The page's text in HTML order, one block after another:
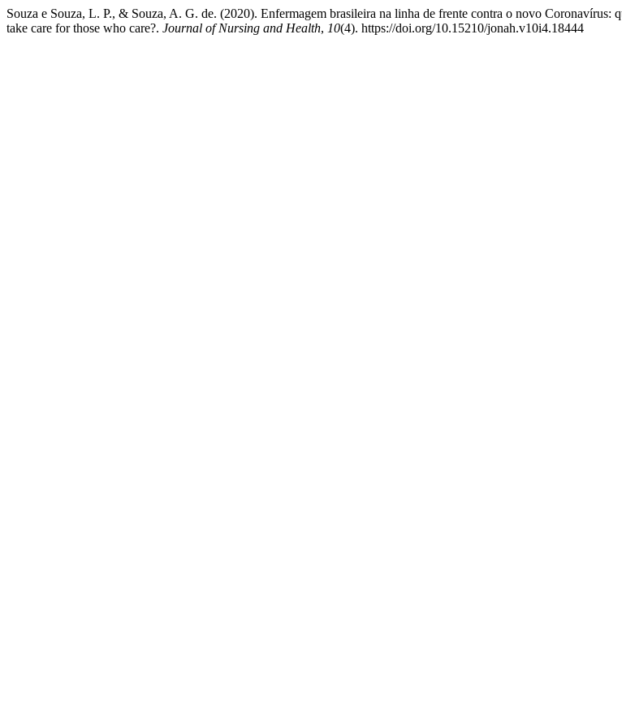
Souza e Souza, L. P., & Souza, A. G. de. (2020). Enfermagem brasileira na linha de frente contra o novo
take care for those who care?. Journal of Nursing and Health, 10(4). https://doi.org/10.15210/jonah.v10i4.18444